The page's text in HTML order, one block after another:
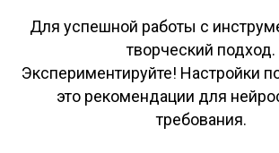
Для успешной работы с
творческий подход.
Экспериментируйте! Настройки
это рекомендации для
требования.